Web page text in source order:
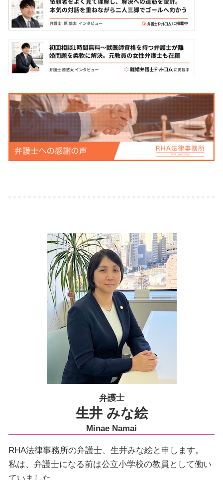
弁護士
生井 みな絵
Minae Namai
RHA法律事務所の弁護士、生井みな絵と申します。
私は、弁護士になる前は公立小学校の教員として働い
ていました。